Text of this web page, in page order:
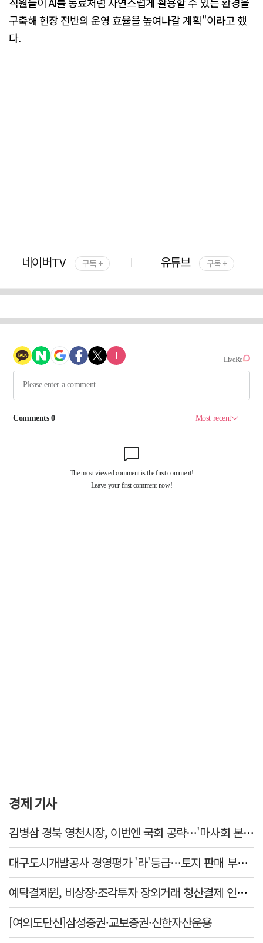
구축해 현장 전반의 운영 효율을 높여나갈 계획"이라고 했
다.
네이버TV 구독 + 유튜브 구독 +
경제 기사
김병삼 경북 영천시장, 이번엔 국회 공략…'마사회 본사 이전·광역교통망 확충' 요청
대구도시개발공사 경영평가 '라'등급…토지 판매 부진에 1년 만에 두 단계 '뚝'
예탁결제원, 비상장·조각투자 장외거래 청산결제 인프라 구축 착수…연내 가동
[여의도단신]삼성증권·교보증권·신한자산운용